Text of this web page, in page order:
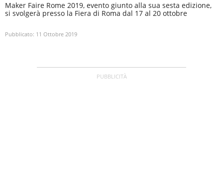
Maker Faire Rome 2019, evento giunto alla sua sesta edizione,
si svolgerà presso la Fiera di Roma dal 17 al 20 ottobre
Pubblicato: 11 Ottobre 2019